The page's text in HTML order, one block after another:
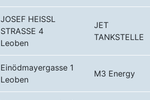
JOSEF HEISSL
STRASSE 4
Leoben
JET
TANKSTELLE
Einödmayergasse 1
Leoben
M3 Energy